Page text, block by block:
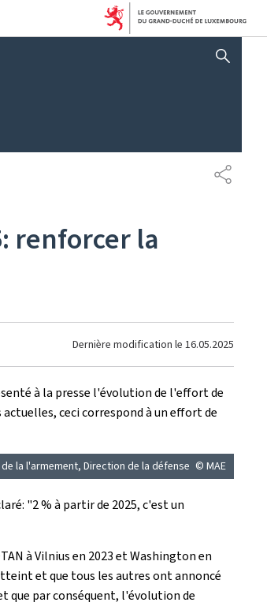
AFFICHER / MASQUER
renforcer la
Dernière modification le 16.05.2025
à la presse l'évolution de l'effort de
ceci correspond à un effort de
la l'armement, Direction de la défense © MAE
"2 % à partir de 2025, c'est un
à Vilnius en 2023 et Washington en
et que tous les autres ont annoncé
que par conséquent, l'évolution de